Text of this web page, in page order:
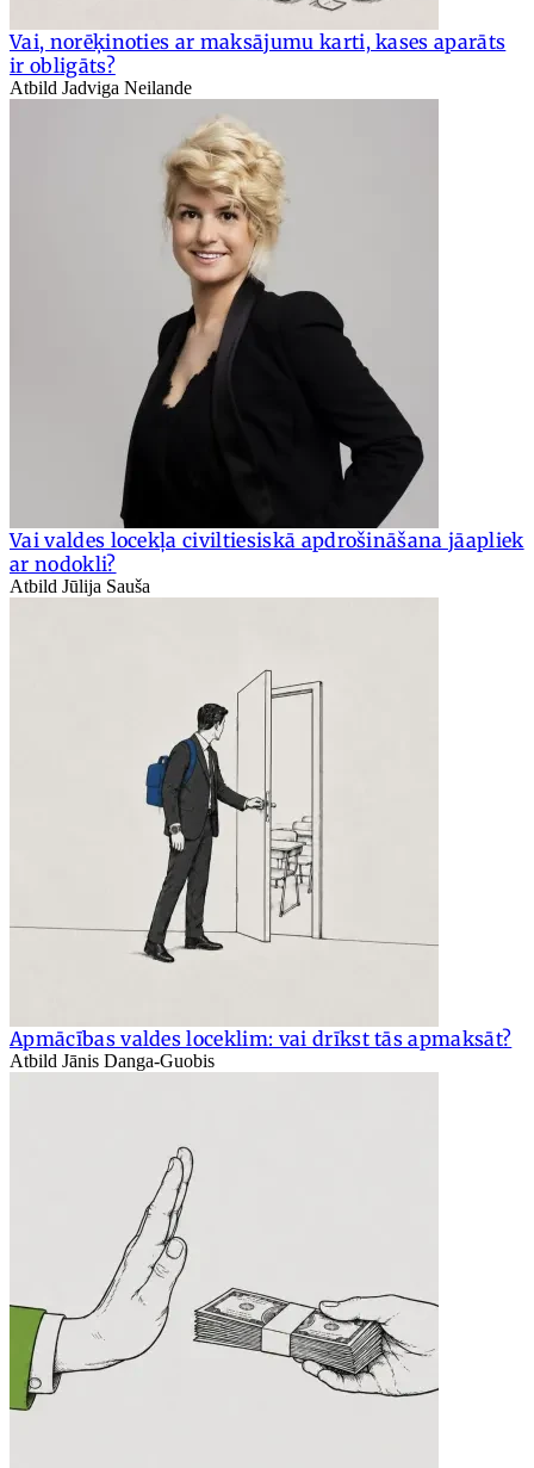
Vai, norēķinoties ar maksājumu karti, kases aparāts
ir obligāts?
Atbild Jadviga Neilande
Vai valdes locekļa civiltiesiskā apdrošināšana jāapliek
ar nodokli?
Atbild Jūlija Sauša
Apmācības valdes loceklim: vai drīkst tās apmaksāt?
Atbild Jānis Danga-Guobis